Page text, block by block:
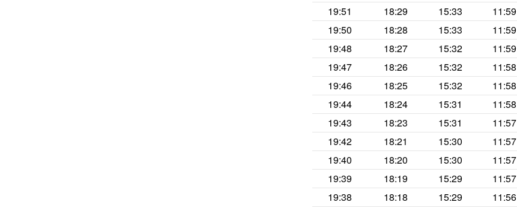
11:59
15:33
18:29
19:51
11:59
15:33
18:28
19:50
11:59
15:32
18:27
19:48
11:58
15:32
18:26
19:47
11:58
15:32
18:25
19:46
11:58
15:31
18:24
19:44
11:57
15:31
18:23
19:43
11:57
15:30
18:21
19:42
11:57
15:30
18:20
19:40
11:57
15:29
18:19
19:39
11:56
15:29
18:18
19:38